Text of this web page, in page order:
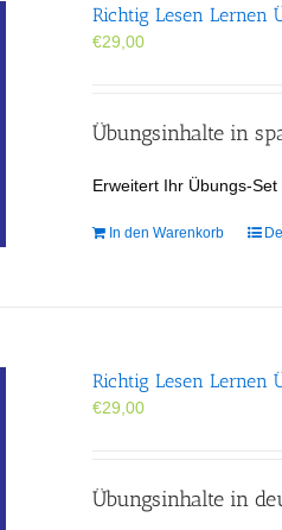
Richtig Lesen Lernen
€29,00
Übungsinhalte in
Erweitert Ihr Übungs-
In den Warenkorb
Richtig Lesen Lernen
€29,00
Übungsinhalte in